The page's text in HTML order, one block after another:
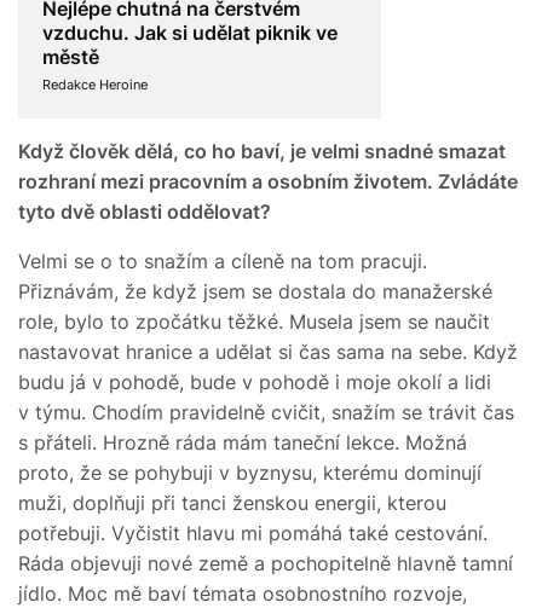
Nejlépe chutná na čerstvém
vzduchu. Jak si udělat piknik ve
městě
Redakce Heroine
Když člověk dělá, co ho baví, je velmi snadné smazat
rozhraní mezi pracovním a osobním životem. Zvládáte
tyto dvě oblasti oddělovat?
Velmi se o to snažím a cíleně na tom pracuji.
Přiznávám, že když jsem se dostala do manažerské
role, bylo to zpočátku těžké. Musela jsem se naučit
nastavovat hranice a udělat si čas sama na sebe. Když
budu já v pohodě, bude v pohodě i moje okolí a lidi
v týmu. Chodím pravidelně cvičit, snažím se trávit čas
s přáteli. Hrozně ráda mám taneční lekce. Možná
proto, že se pohybuji v byznysu, kterému dominují
muži, doplňuji při tanci ženskou energii, kterou
potřebuji. Vyčistit hlavu mi pomáhá také cestování.
Ráda objevuji nové země a pochopitelně hlavně tamní
jídlo. Moc mě baví témata osobnostního rozvoje,